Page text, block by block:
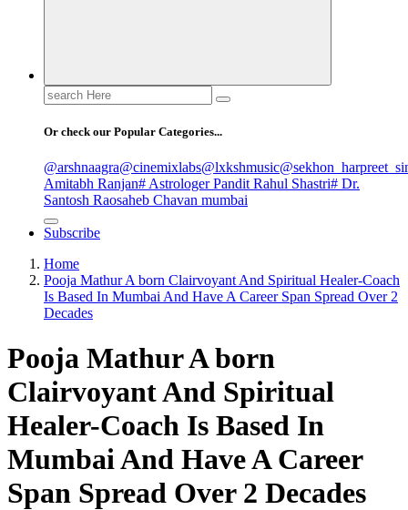
Search
for:
Or check our Popular Categories...
@arshnaagra@cinemixlabs@lxkshmusic
Amitabh Ranjan# Astrologer Pandit Rahul Shastri# Dr.
Santosh Raosaheb Chavan mumbai
Subscribe
Home
Pooja Mathur A born Clairvoyant And Spiritual Healer-Coach
Is Based In Mumbai And Have A Career Span Spread Over 2
Decades
Pooja Mathur A born
Clairvoyant And Spiritual
Healer-Coach Is Based In
Mumbai And Have A Career
Span Spread Over 2 Decades